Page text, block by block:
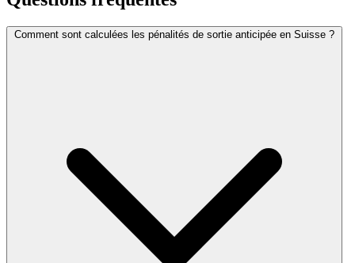
Comment sont calculées les pénalités de sortie anticipée en Suisse ?